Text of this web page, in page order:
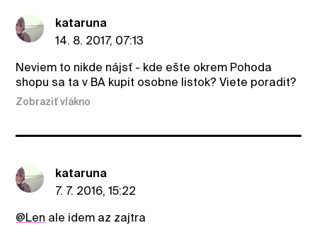
kataruna
14. 8. 2017, 07:13
Neviem to nikde nájsť - kde ešte okrem Pohoda
shopu sa ta v BA kupit osobne listok? Viete poradit?
Zobraziť vlákno
kataruna
7. 7. 2016, 15:22
@Len ale idem az zajtra